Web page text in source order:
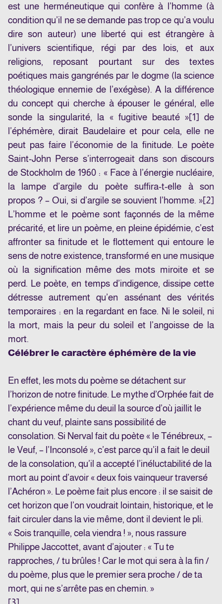
est une herméneutique qui confère à l’homme (à
condition qu’il ne se demande pas trop ce qu’a voulu
dire son auteur) une liberté qui est étrangère à
l’univers scientifique, régi par des lois, et aux
religions, reposant pourtant sur des textes
poétiques mais gangrénés par le dogme (la science
théologique ennemie de l’exégèse). A la différence
du concept qui cherche à épouser le général, elle
sonde la singularité, la « fugitive beauté »[1] de
l’éphémère, dirait Baudelaire et pour cela, elle ne
peut pas faire l’économie de la finitude. Le poète
Saint-John Perse s’interrogeait dans son discours
de Stockholm de 1960 : « Face à l’énergie nucléaire,
la lampe d’argile du poète suffira-t-elle à son
propos ? – Oui, si d’argile se souvient l’homme. »[2]
L’homme et le poème sont façonnés de la même
précarité, et lire un poème, en pleine épidémie, c’est
affronter sa finitude et le flottement qui entoure le
sens de notre existence, transformé en une musique
où la signification même des mots miroite et se
perd. Le poète, en temps d’indigence, dissipe cette
détresse autrement qu’en assénant des vérités
temporaires : en la regardant en face. Ni le soleil, ni
la mort, mais la peur du soleil et l’angoisse de la
mort.
Célébrer le caractère éphémère de la vie
En effet, les mots du poème se détachent sur
l’horizon de notre finitude. Le mythe d’Orphée fait de
l’expérience même du deuil la source d’où jaillit le
chant du veuf, plainte sans possibilité de
consolation. Si Nerval fait du poète « le Ténébreux, –
le Veuf, – l’Inconsolé », c’est parce qu’il a fait le deuil
de la consolation, qu’il a accepté l’inéluctabilité de la
mort au point d’avoir « deux fois vainqueur traversé
l’Achéron ». Le poème fait plus encore : il se saisit de
cet horizon que l’on voudrait lointain, historique, et le
fait circuler dans la vie même, dont il devient le pli.
« Sois tranquille, cela viendra ! », nous rassure
Philippe Jaccottet, avant d’ajouter : « Tu te
rapproches, / tu brûles ! Car le mot qui sera à la fin /
du poème, plus que le premier sera proche / de ta
mort, qui ne s’arrête pas en chemin. »